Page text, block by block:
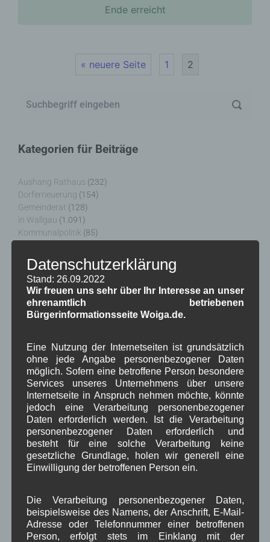
Ende erreicht
« neuere Seite 1 2
Kategorien für Beiträge
Aushang Rathaus (232)
Dorferneuerung (154)
Gemeinderat (128)
in Wallgau (1.091)
Kommunalpolitik (85)
um Wallgau
(258)
Wallgau im Netz(65)
Schlagwörter
1250-Jahre AlpenRaum Arbeitsgruppe 1-13 ,
Arbeitsmarkt ,Asyl , Bauvorhaben
Bildergalerie , Brauchtum , Corona ,
Dorferneuerung , Dorfleben
Dorfplatz ,Energiewende , Fest ,G7
Gesundheit Gewerbe ,Haushalt ,
Kirche , Kunsthandwerk Landwirtschaft ,
Musik , Natur und Umwelt ,Ochsenrennen
Datenschutzerklärung
Stand: 26.09.2022
Wir freuen uns sehr über Ihr Interesse an unser
ehrenamtlich betriebenen
Bürgerinformationsseite Woiga.de.
Eine Nutzung der Internetseiten ist grundsätzlich
ohne jede Angabe personenbezogener Daten
möglich. Sofern eine betroffene Person besondere
Services unseres Unternehmens über unsere
Internetseite in Anspruch nehmen möchte, könnte
jedoch eine Verarbeitung personenbezogener
Daten erforderlich werden. Ist die Verarbeitung
personenbezogener Daten erforderlich und
besteht für eine solche Verarbeitung keine
gesetzliche Grundlage, holen wir generell eine
Einwilligung der betroffenen Person ein.
Die Verarbeitung personenbezogener Daten,
beispielsweise des Namens, der Anschrift, E-Mail-
Adresse oder Telefonnummer einer betroffenen
Person, erfolgt stets im Einklang mit der